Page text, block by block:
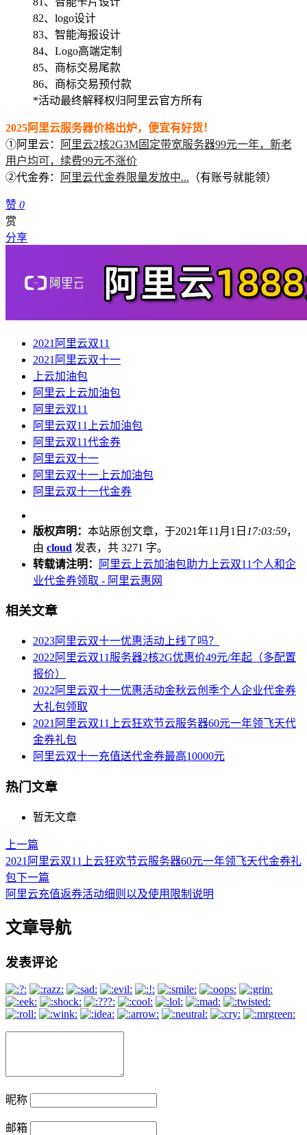
82、logo设计
83、智能海报设计
84、Logo高端定制
85、商标交易尾款
86、商标交易预付款
*活动最终解释权归阿里云官方所有
2025阿里云服务器价格出炉，便宜有好货！
①阿里云：
阿里云2核2G3M固定带宽服务器99元一年，新老
用户均可，续费99元不涨价
②代金券：
阿里云代金券限量发放中... （有账号就能领）
赞 0
赏
分享
2021阿里云双11
2021阿里云双十一
上云加油包
阿里云上云加油包
阿里云双11
阿里云双11上云加油包
阿里云双11代金券
阿里云双十一
阿里云双十一上云加油包
阿里云双十一代金券
版权声明： 本站原创文章，于2021年11月1日 17:03:59，
由 cloud 发表，共 3271 字。
转载请注明：
阿里云上云加油包助力上云双11个人和企
业代金券领取 - 阿里云惠网
相关文章
2023阿里云双十一优惠活动上线了吗？
2022阿里云双11服务器2核2G优惠价49元/年起（多配置
报价）
2022阿里云双十一优惠活动金秋云创季个人企业代金券
大礼包领取
2021阿里云双11上云狂欢节云服务器60元一年领飞天代
金券礼包
阿里云双十一充值送代金券最高10000元
热门文章
暂无文章
上一篇
2021阿里云双11上云狂欢节云服务器60元一年领飞天代金券礼
包下一篇
阿里云充值返券活动细则以及使用限制说明
文章导航
发表评论
昵称
邮箱